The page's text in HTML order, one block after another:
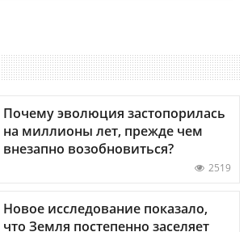
Почему эволюция застопорилась
на миллионы лет, прежде чем
внезапно возобновиться?
2519
Новое исследование показало,
что Земля постепенно заселяет